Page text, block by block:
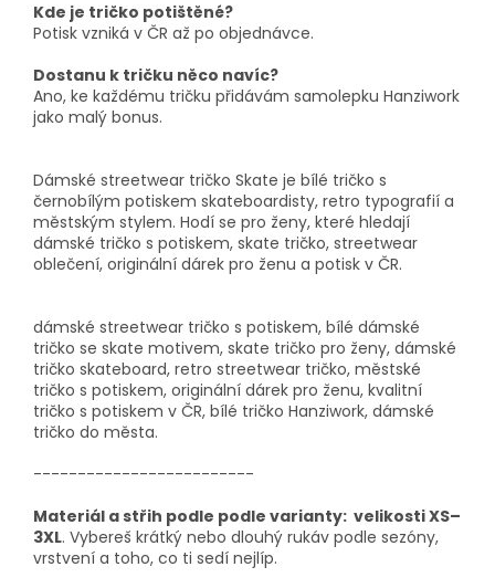
Kde je tričko potištěné?
Potisk vzniká v ČR až po objednávce.
Dostanu k tričku něco navíc?
Ano, ke každému tričku přidávám samolepku Hanziwork
jako malý bonus.
Dámské streetwear tričko Skate je bílé tričko s
černobílým potiskem skateboardisty, retro typografií a
městským stylem. Hodí se pro ženy, které hledají
dámské tričko s potiskem, skate tričko, streetwear
oblečení, originální dárek pro ženu a potisk v ČR.
dámské streetwear tričko s potiskem, bílé dámské
tričko se skate motivem, skate tričko pro ženy, dámské
tričko skateboard, retro streetwear tričko, městské
tričko s potiskem, originální dárek pro ženu, kvalitní
tričko s potiskem v ČR, bílé tričko Hanziwork, dámské
tričko do města.
-------------------------
Materiál a střih podle podle varianty: velikosti XS–
3XL. Vybereš krátký nebo dlouhý rukáv podle sezóny,
vrstvení a toho, co ti sedí nejlíp.